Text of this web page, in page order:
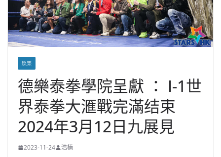
娛樂
德樂泰拳學院呈獻 ： I-1世
界泰拳大滙戰完滿结束
2024年3月12日九展見
2023-11-24 浩楠